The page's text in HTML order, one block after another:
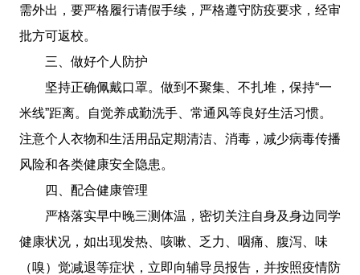
需外出，要严格履行请假手续，严格遵守防疫要求，经审
批方可返校。
三、做好个人防护
坚持正确佩戴口罩。做到不聚集、不扎堆，保持“一
米线”距离。自觉养成勤洗手、常通风等良好生活习惯。
注意个人衣物和生活用品定期清洁、消毒，减少病毒传播
风险和各类健康安全隐患。
四、配合健康管理
严格落实早中晚三测体温，密切关注自身及身边同学
健康状况，如出现发热、咳嗽、乏力、咽痛、腹泻、味
（嗅）觉减退等症状，立即向辅导员报告，并按照疫情防